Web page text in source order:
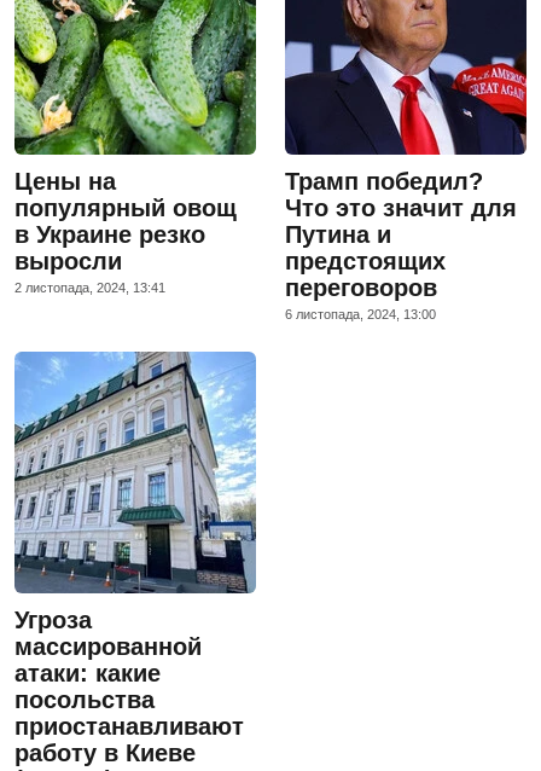
Цены на
популярный овощ
в Украине резко
выросли
2 листопада, 2024, 13:41
Трамп победил?
Что это значит для
Путина и
предстоящих
переговоров
6 листопада, 2024, 13:00
Угроза
массированной
атаки: какие
посольства
приостанавливают
работу в Киеве